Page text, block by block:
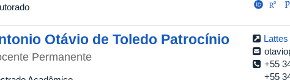
Otávio de Toledo Patrocínio
Permanente
Lattes
+55
+55